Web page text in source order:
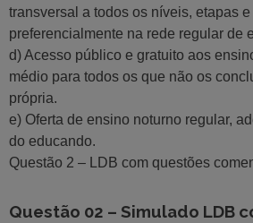
transversal a todos os níveis, etapas
preferencialmente na rede regular de
d) Acesso público e gratuito aos
médio para todos os que não os
própria.
e) Oferta de ensino noturno regular,
do educando.
Questão 2 – LDB com questões
Questão 02 – Simulado LDB